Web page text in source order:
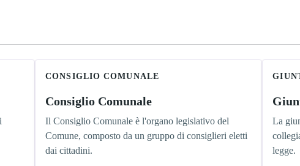
CONSIGLIO COMUNALE
Consiglio Comunale
Il Consiglio Comunale è l'organo legislativo del
Comune, composto da un gruppo di consiglieri eletti
dai cittadini.
La
legge.